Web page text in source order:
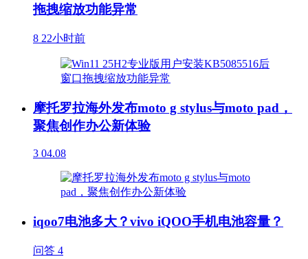
拖拽缩放功能异常
8 22小时前
摩托罗拉海外发布moto g stylus与moto pad，
聚焦创作办公新体验
3 04.08
iqoo7电池多大？vivo iQOO手机电池容量？
问答 4